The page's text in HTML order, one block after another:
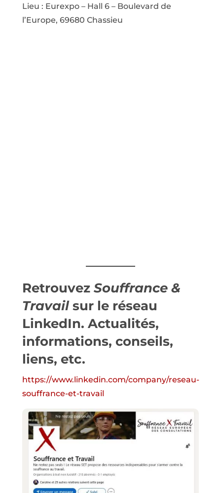
Lieu : Eurexpo – Hall 6 – Boulevard de
l’Europe, 69680 Chassieu
Retrouvez Souffrance &
Travailsur le réseau
LinkedIn. Actualités,
informations, conseils,
liens, etc.
https://www.linkedin.com/company/reseau-
souffrance-et-travail